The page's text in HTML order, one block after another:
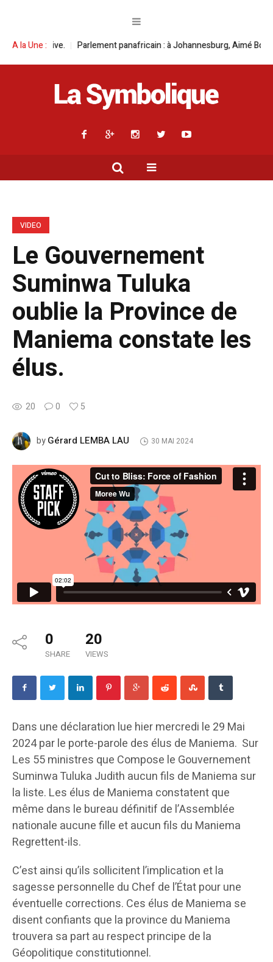
A la Une :
Parlement panafricain : à Johannesburg, Aimé Boji Sangara
VIDEO
Le Gouvernement
Suminwa Tuluka
oublie la Province de
Maniema constate les
élus.
20 0 5
byGérard LEMBA LAU 30 MAI 2024
0
SHARE
20
VIEWS
Dans une déclaration lue hier mercredi le 29 Mai
2024 par le porte-parole des élus de Maniema. Sur
Les 55 ministres que Compose le Gouvernement
Suminwa Tuluka Judith aucun fils de Maniema sur
la liste. Les élus de Maniema constatent que
même dans le bureau définitif de l’Assemblée
nationale aucune fille et aucun fils du Maniema
Regrettent-ils.
C’est ainsi qu’ils sollicitent l’implication et la
sagesse personnelle du Chef de l’État pour une
éventuelle corrections. Ces élus de Maniema se
disent confiants que la province du Maniema
trouvera sa part au respect principe de la
Géopolitique constitutionnel.